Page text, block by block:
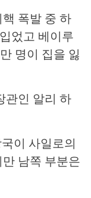
폭발 중 하
었고 베이루
명이 집을 잃
관인 알리 하
이 사일로의
남쪽 부분은